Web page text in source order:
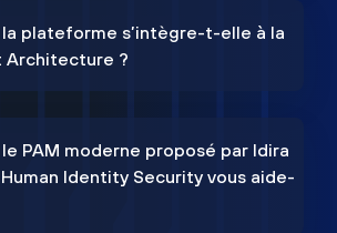
plateforme s’intègre-t-elle à la
Architecture ?
PAM moderne proposé par Idira
Identity Security vous aide-